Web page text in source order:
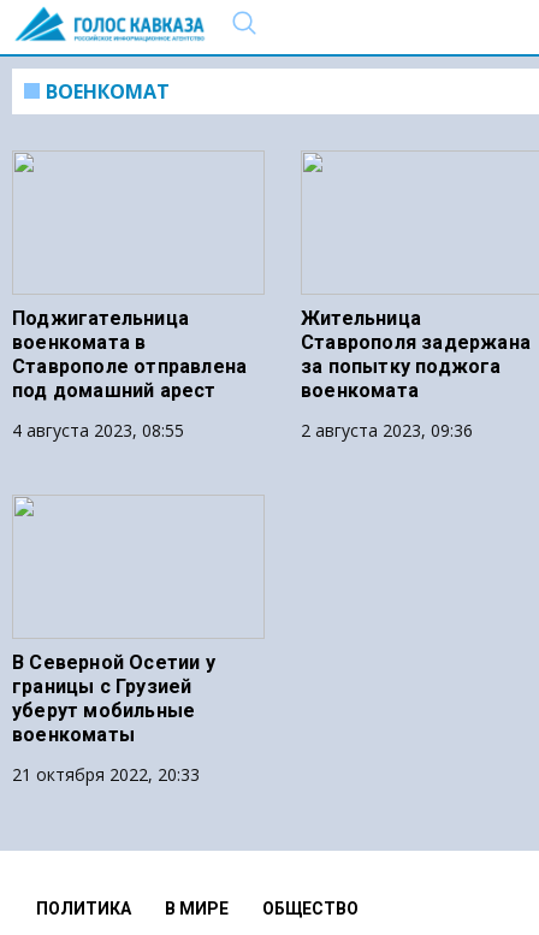
ВОЕНКОМАТ
Поджигательница
военкомата в
Ставрополе отправлена
под домашний арест
4 августа 2023, 08:55
Жительница
Ставрополя задержана
за попытку поджога
военкомата
2 августа 2023, 09:36
В Северной Осетии у
границы с Грузией
уберут мобильные
военкоматы
21 октября 2022, 20:33
ПОЛИТИКА В МИРЕ ОБЩЕСТВО